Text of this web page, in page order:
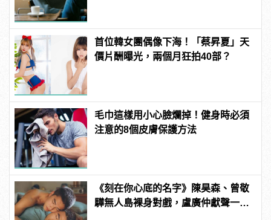
首位韓女團偶像下海！「蔡昇夏」天
價片酬曝光，兩個月狂拍40部？
毛巾這樣用小心臉爛掉！健身時必須
注意的8個皮膚保護方法
《刻在你心底的名字》陳昊森、曾敬
驊無人島裸身對戲，盧廣仲獻聲一秒